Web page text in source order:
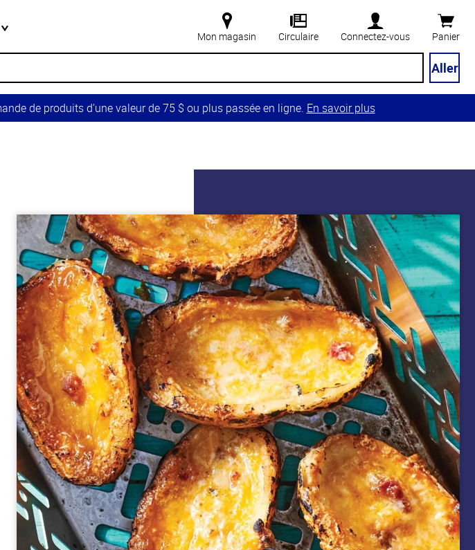
Mon magasin Circulaire Connectez-vous Panier
Aller
de produits d’une valeur de 75 $ ou plus passée en ligne. En savoir plus